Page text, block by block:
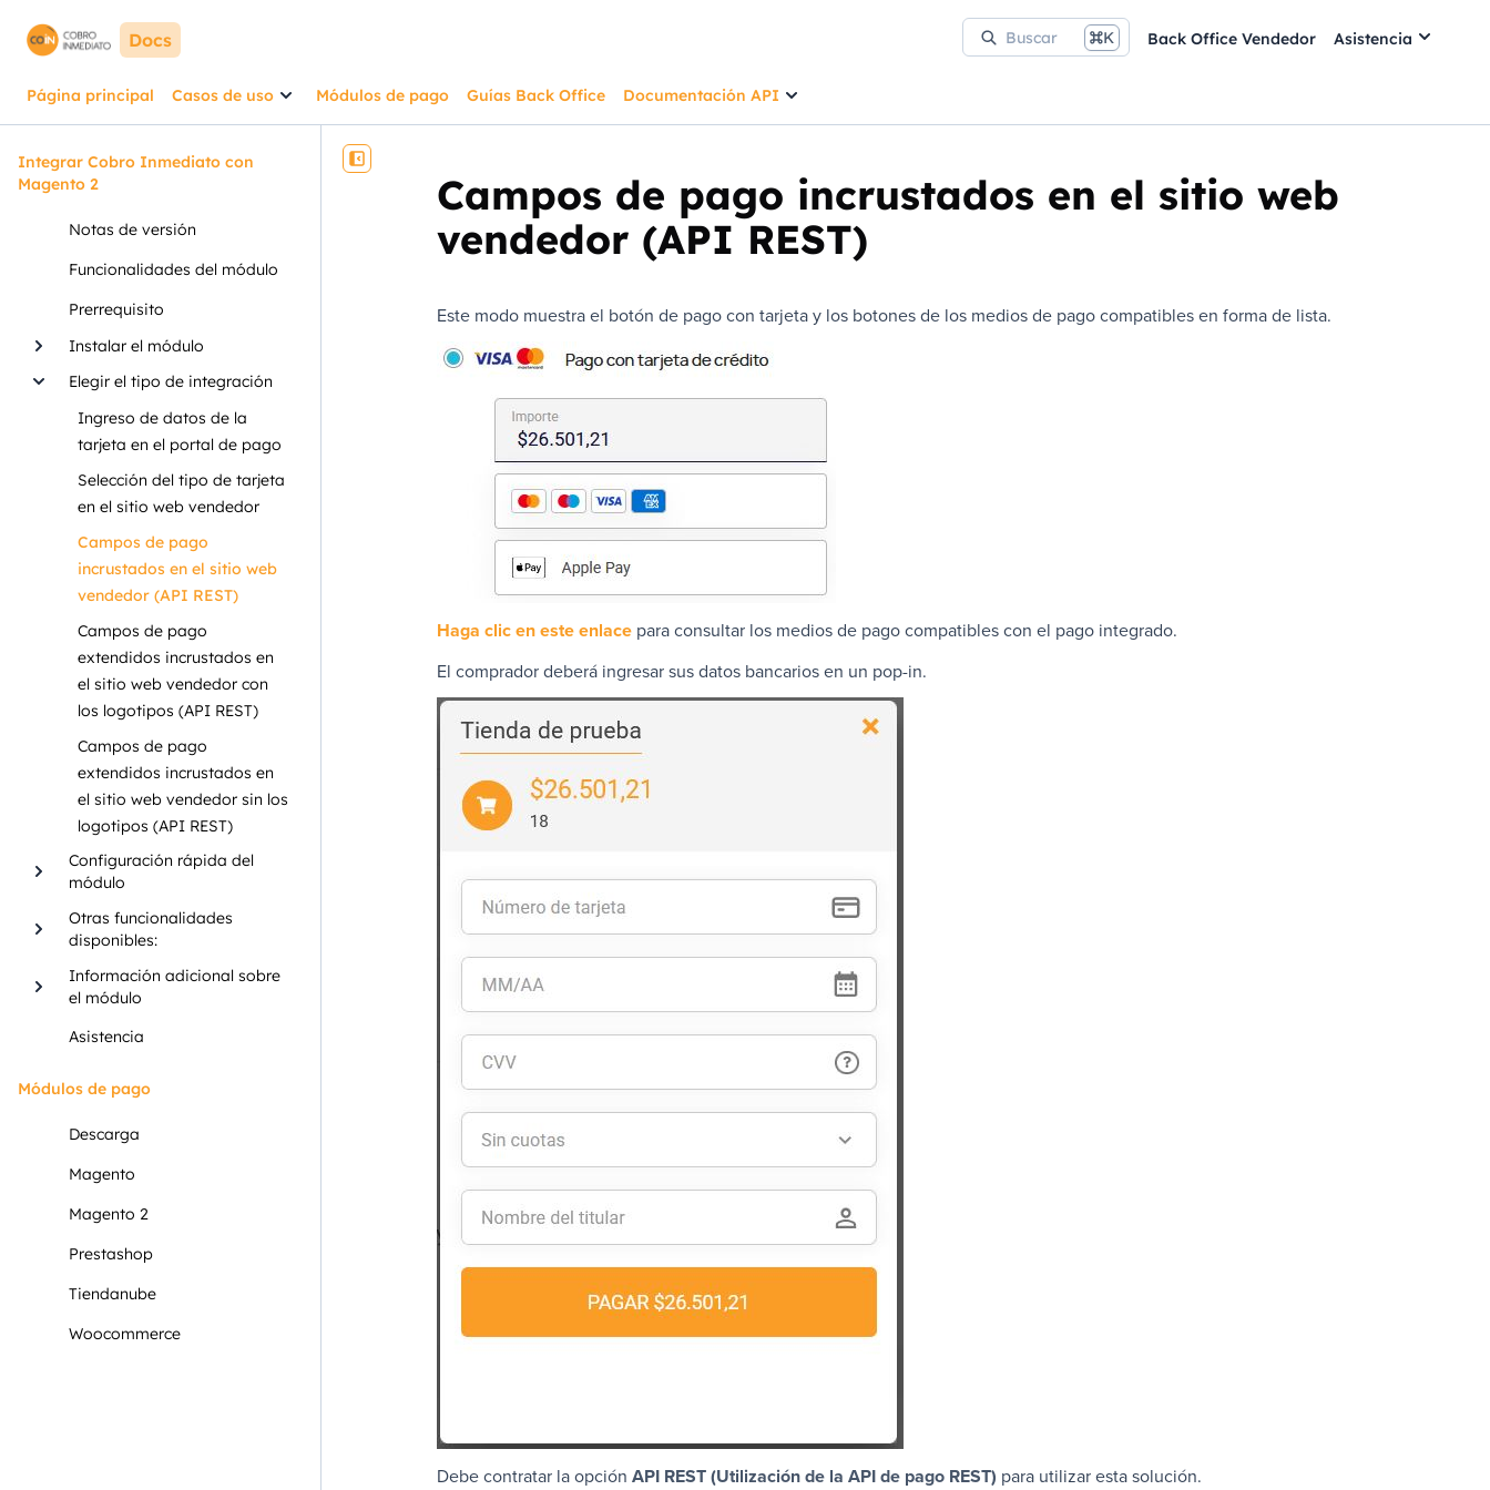
Docs Buscar K Back Office Vendedor Asistencia
Página principal Casos de uso Módulos de pago Guías Back Office Documentación API
Integrar Cobro Inmediato con
Magento 2
Notas de versión
Funcionalidades del módulo
Prerrequisito
Instalar el módulo
Elegir el tipo de integración
Ingreso de datos de la
tarjeta en el portal de pago
Selección del tipo de tarjeta
en el sitio web vendedor
Campos de pago
incrustados en el sitio web
vendedor (API REST)
Campos de pago
extendidos incrustados en
el sitio web vendedor con
los logotipos (API REST)
Campos de pago
extendidos incrustados en
el sitio web vendedor sin los
logotipos (API REST)
Configuración rápida del
módulo
Otras funcionalidades
disponibles:
Información adicional sobre
el módulo
Asistencia
Módulos de pago
Descarga
Magento
Magento 2
Prestashop
Tiendanube
Woocommerce
Campos de pago incrustados en el sitio web
vendedor (API REST)
Este modo muestra el botón de pago con tarjeta y los botones de los medios de pago compatibles en forma de lista.
Haga clic en este enlace para consultar los medios de pago compatibles con el pago integrado.
El comprador deberá ingresar sus datos bancarios en un pop-in.
Debe contratar la opción API REST (Utilización de la API de pago REST) para utilizar esta solución.